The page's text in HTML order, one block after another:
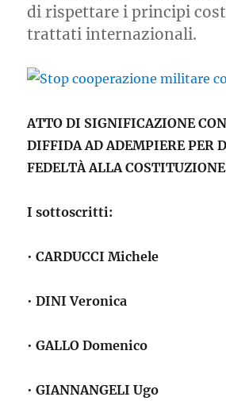
di rispettare i principi
trattati internazionali.
ATTO DI SIGNIFICAZIONE
DIFFIDA AD ADEMPIERE PER
FEDELTÀ ALLA COSTITUZIONE
I sottoscritti:
•CARDUCCI Michele
•DINI Veronica
•GALLO Domenico
•GIANNANGELI Ugo